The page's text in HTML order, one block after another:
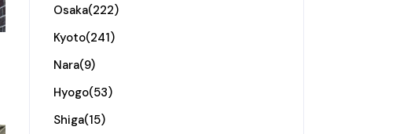
Osaka(222)
Kyoto(241)
Nara(9)
Hyogo(53)
Shiga(15)